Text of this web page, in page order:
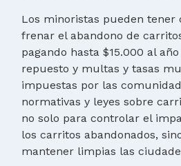
Los minoristas pueden tener
frenar el abandono de
pagando hasta $15.000 al
repuesto y multas y tasas
impuestas por las
normativas y leyes sobre
no solo para controlar el
los carritos abandonados,
mantener limpias las